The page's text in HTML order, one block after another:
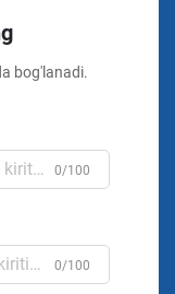
bog'lanadi.
0/100
0/100